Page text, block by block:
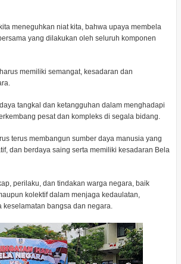
meneguhkan niat kita, bahwa upaya membela
yang dilakukan oleh seluruh komponen
memiliki semangat, kesadaran dan
tangkal dan ketangguhan dalam menghadapi
pesat dan kompleks di segala bidang.
terus membangun sumber daya manusia yang
dan berdaya saing serta memiliki kesadaran Bela
perilaku, dan tindakan warga negara, baik
kolektif dalam menjaga kedaulatan,
keselamatan bangsa dan negara.